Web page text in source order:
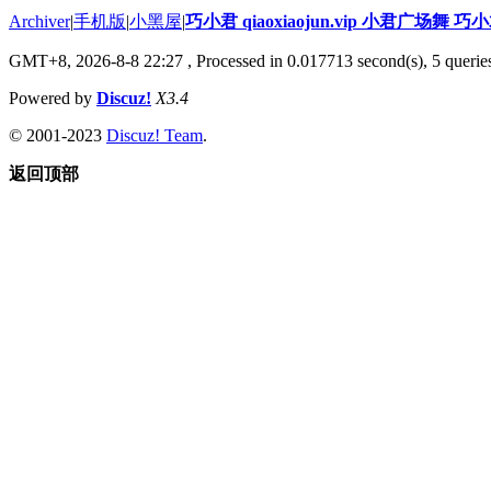
Archiver|手机版|小黑屋|巧小君 qiaoxiaojun.vip 小君广场舞 巧
GMT+8, 2026-8-8 22:27 , Processed in 0.017713 second(s), 5
Powered by Discuz! X3.4
© 2001-2023 Discuz! Team.
返回顶部